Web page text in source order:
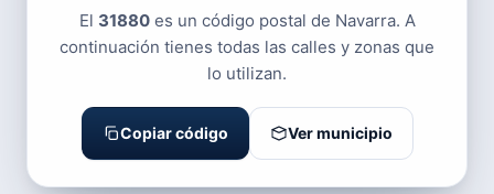
El 31880es un código postal de Navarra. A
continuación tienes todas las calles y zonas que
lo utilizan.
Copiar código Ver municipio